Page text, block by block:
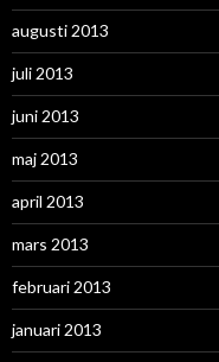
augusti 2013
juli 2013
juni 2013
maj 2013
april 2013
mars 2013
februari 2013
januari 2013